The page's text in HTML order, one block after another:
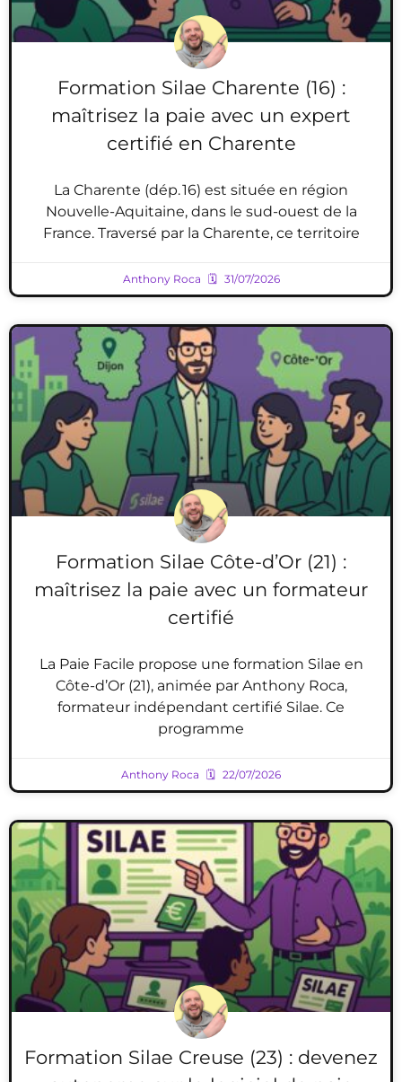
Formation Silae Charente (16) :
maîtrisez la paie avec un expert
certifié en Charente
La Charente (dép. 16) est située en région
Nouvelle-Aquitaine, dans le sud-ouest de la
France. Traversé par la Charente, ce territoire
Anthony Roca 31/07/2026
Formation Silae Côte-d’Or (21) :
maîtrisez la paie avec un formateur
certifié
La Paie Facile propose une formation Silae en
Côte-d’Or (21), animée par Anthony Roca,
formateur indépendant certifié Silae. Ce
programme
Anthony Roca 22/07/2026
Formation Silae Creuse (23) : devenez